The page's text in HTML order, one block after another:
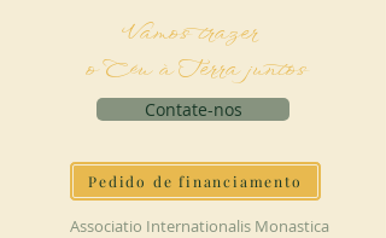
Vamos trazer
o Céu à Terra juntos
Contate-nos
Pedido de financiamento
Associatio Internationalis Monastica